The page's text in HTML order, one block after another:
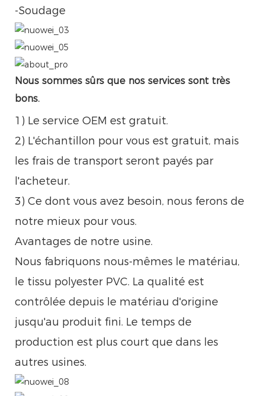
-Soudage
Nous sommes sûrs que nos services sont très
bons.
1) Le service OEM est gratuit.
2) L'échantillon pour vous est gratuit, mais
les frais de transport seront payés par
l'acheteur.
3) Ce dont vous avez besoin, nous ferons de
notre mieux pour vous.
Avantages de notre usine.
Nous fabriquons nous-mêmes le matériau,
le tissu polyester PVC. La qualité est
contrôlée depuis le matériau d'origine
jusqu'au produit fini. Le temps de
production est plus court que dans les
autres usines.